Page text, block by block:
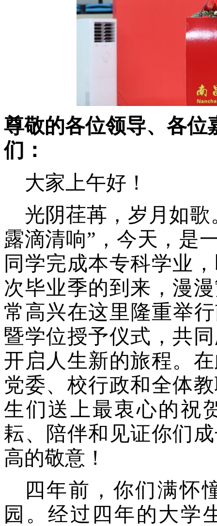
尊敬的各位领导、各位
们：
大家上午好！
光阴荏苒 ， 岁月如歌
露滴清响”，今天，是
同学完成本专科学业，
次毕业季的到来，漫
常高兴在这里 隆重举
暨学位授予仪式，共
开启人生新的旅程。
党委、校行政和全体
生们送上最衷心的祝
耘、
陪伴和见证你们
高的敬意！
四年前，你们满怀
园。经过四年的大学